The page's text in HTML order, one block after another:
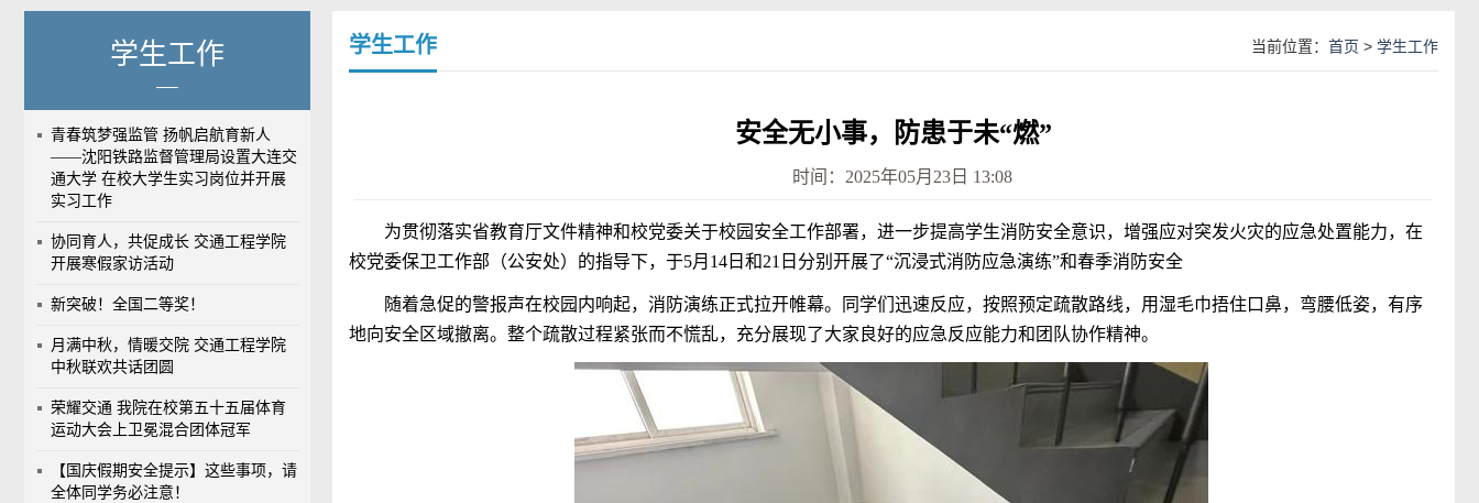
学生工作
青春筑梦强监管 扬帆启航育新人
——沈阳铁路监督管理局设置大连交
通大学 在校大学生实习岗位并开展
实习工作
协同育人，共促成长 交通工程学院
开展寒假家访活动
新突破！全国二等奖！
月满中秋，情暖交院 交通工程学院
中秋联欢共话团圆
荣耀交通 我院在校第五十五届体育
运动大会上卫冕混合团体冠军
【国庆假期安全提示】这些事项，请
全体同学务必注意！
学生工作 当前位置： 首页 > 学生工作
安全无小事，防患于未“燃”
时间：2025年05月23日 13:08
为贯彻落实省教育厅文件精神和校党委关于校园安全工作部署，进一步提高学生消防安全意识，增强应对突发火灾的应急处置能力，在
校党委保卫工作部（公安处）的指导下，于5月 14 日和21 日分别开展了“沉浸式消防应急演练”和春季消防安全
随着急促的警报声在校园内响起，消防演练正式拉开帷幕。同学们迅速反应，按照预定疏散路线，用湿毛巾捂住口鼻，弯腰低姿，有序
地向安全区域撤离。整个疏散过程紧张而不慌乱，充分展现了大家良好的应急反应能力和团队协作精神。